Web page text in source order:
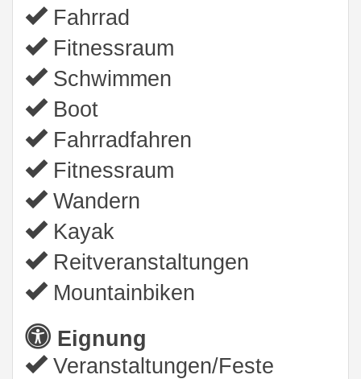
Fahrrad
Fitnessraum
Schwimmen
Boot
Fahrradfahren
Fitnessraum
Wandern
Kayak
Reitveranstaltungen
Mountainbiken
Eignung
Veranstaltungen/Feste